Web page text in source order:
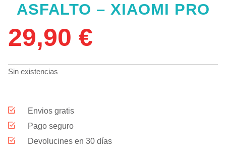
ASFALTO – XIAOMI PRO
29,90 €
Sin existencias
Envios gratis
Pago seguro
Devolucines en 30 días